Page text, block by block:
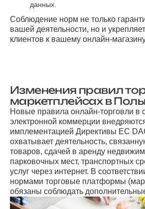
данных.
Соблюдение норм не только
вашей деятельности, но и
клиентов к вашему онлайн-
Изменения правил
маркетплейсах в
Новые правила онлайн-торговли в
электронной коммерции
имплементацией Директивы ЕС
охватывает деятельность,
товаров, сдачей в аренду
парковочных мест, транспортных
услуг через интернет. В
нормами торговые платформы
обязаны соблюдать